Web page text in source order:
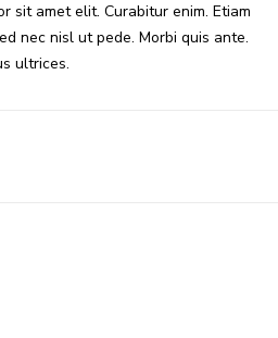
sit amet elit. Curabitur enim. Etiam
nec nisl ut pede. Morbi quis ante.
ultrices.